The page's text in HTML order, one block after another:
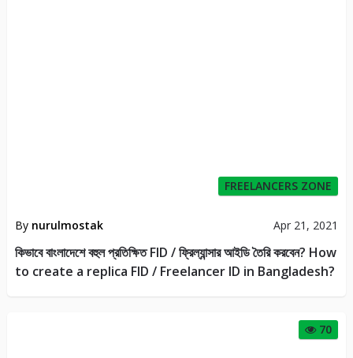
FREELANCERS ZONE
By nurulmostak Apr 21, 2021
কিভাবে বাংলাদেশে বহুল প্রতিক্ষিত FID / ফ্রিল্যান্সার আইডি তৈরি করবেন? How
to create a replica FID / Freelancer ID in Bangladesh?
70